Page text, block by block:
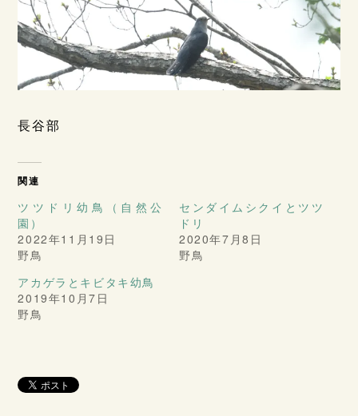
長谷部
関連
ツツドリ幼鳥（自然公
園）
2022年11月19日
野鳥
センダイムシクイとツツ
ドリ
2020年7月8日
野鳥
アカゲラとキビタキ幼鳥
2019年10月7日
野鳥